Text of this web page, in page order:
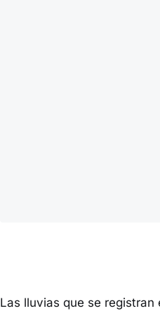
Las lluvias que se registran